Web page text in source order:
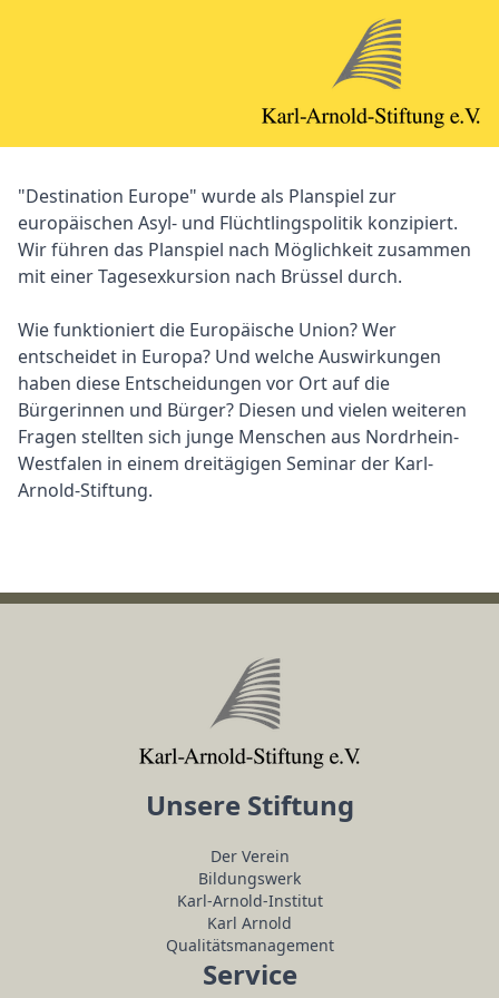
"Destination Europe" wurde als Planspiel zur
europäischen Asyl- und Flüchtlingspolitik konzipiert.
Wir führen das Planspiel nach Möglichkeit zusammen
mit einer Tagesexkursion nach Brüssel durch.
Wie funktioniert die Europäische Union? Wer
entscheidet in Europa? Und welche Auswirkungen
haben diese Entscheidungen vor Ort auf die
Bürgerinnen und Bürger? Diesen und vielen weiteren
Fragen stellten sich junge Menschen aus Nordrhein-
Westfalen in einem dreitägigen Seminar der Karl-
Arnold-Stiftung.
Unsere Stiftung
Der Verein
Bildungswerk
Karl-Arnold-Institut
Karl Arnold
Qualitätsmanagement
Service